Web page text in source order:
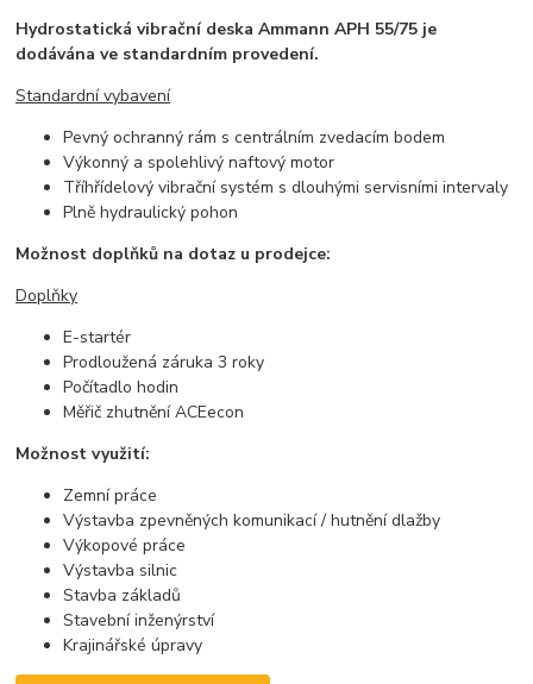
Hydrostatická vibrační deska Ammann APH 55/75 je
dodávána ve standardním provedení.
Standardní vybavení
Pevný ochranný rám s centrálním zvedacím bodem
Výkonný a spolehlivý naftový motor
Tříhřídelový vibrační systém s dlouhými servisními intervaly
Plně hydraulický pohon
Možnost doplňků na dotaz u prodejce:
Doplňky
E-startér
Prodloužená záruka 3 roky
Počítadlo hodin
Měřič zhutnění ACEecon
Možnost využití:
Zemní práce
Výstavba zpevněných komunikací / hutnění dlažby
Výkopové práce
Výstavba silnic
Stavba základů
Stavební inženýrství
Krajinářské úpravy